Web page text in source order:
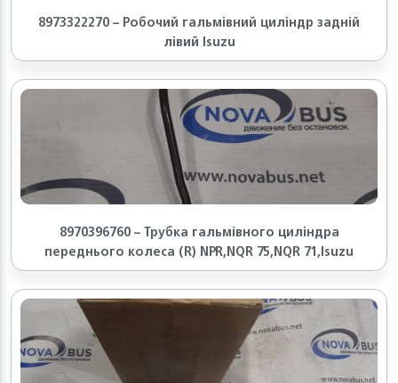
8973322270 – Робочий гальмівний циліндр задній
лівий Isuzu
8970396760 – Трубка гальмівного циліндра
переднього колеса (R) NPR,NQR 75,NQR 71,Isuzu